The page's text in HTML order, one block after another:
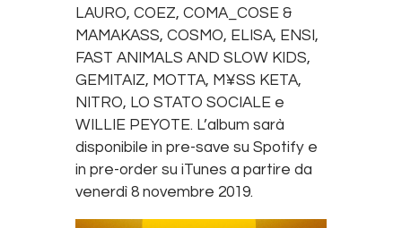
LAURO, COEZ, COMA_COSE &
MAMAKASS, COSMO, ELISA, ENSI,
FAST ANIMALS AND SLOW KIDS,
GEMITAIZ, MOTTA, M¥SS KETA,
NITRO, LO STATO SOCIALE e
WILLIE PEYOTE. L’album sarà
disponibile in pre-save su Spotify e
in pre-order su iTunes a partire da
venerdì 8 novembre 2019.